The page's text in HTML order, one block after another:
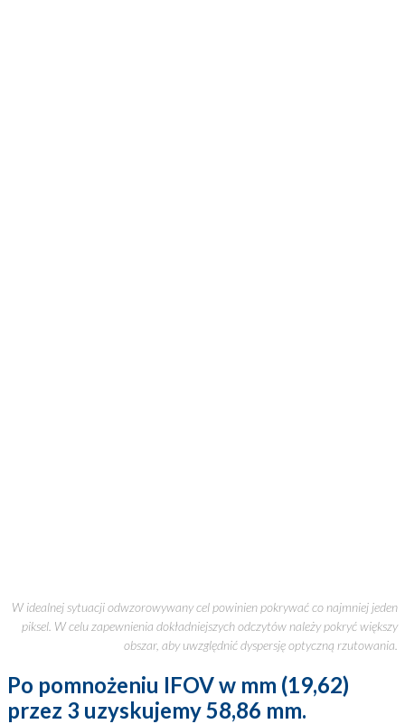
W idealnej sytuacji odwzorowywany cel powinien pokrywać co najmniej jeden
piksel. W celu zapewnienia dokładniejszych odczytów należy pokryć większy
obszar, aby uwzględnić dyspersję optyczną rzutowania.
Po pomnożeniu IFOV w mm (19,62)
przez 3 uzyskujemy 58,86 mm.